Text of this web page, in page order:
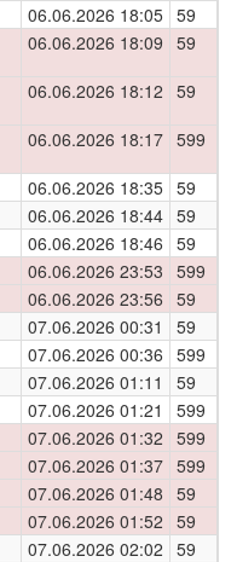
06.06.2026 18:05 59
06.06.2026 18:09 59
06.06.2026 18:12 59
06.06.2026 18:17 599
06.06.2026 18:35 59
06.06.2026 18:44 59
06.06.2026 18:46 59
06.06.2026 23:53 599
06.06.2026 23:56 59
07.06.2026 00:31 59
07.06.2026 00:36 599
07.06.2026 01:11 59
07.06.2026 01:21 599
07.06.2026 01:32 599
07.06.2026 01:37 599
07.06.2026 01:48 59
07.06.2026 01:52 59
07.06.2026 02:02 59